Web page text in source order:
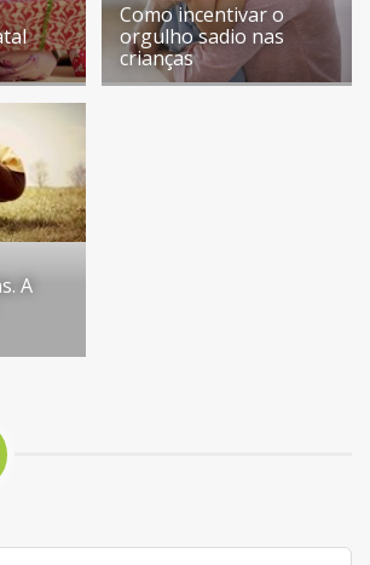
Como incentivar o
orgulho sadio nas
crianças
A